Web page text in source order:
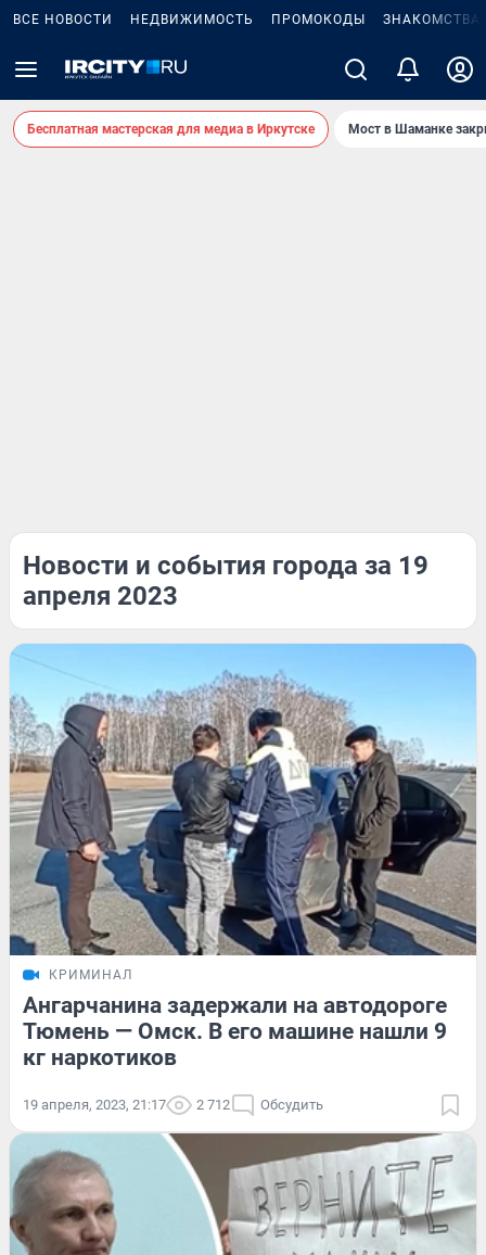
ВСЕ НОВОСТИ НЕДВИЖИМОСТЬ ПРОМОКОДЫ ЗНАКОМСТВА
Бесплатная мастерская для медиа в Иркутске Мост в Шаманке
Новости и события города за 19
апреля 2023
КРИМИНАЛ
Ангарчанина задержали на автодороге
Тюмень — Омск. В его машине нашли 9
кг наркотиков
19 апреля, 2023, 21:17 2 712 Обсудить